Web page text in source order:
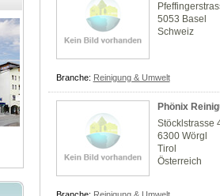
5053 Basel
Schweiz
Branche: Reinigung & Umwelt
Phönix
Stöcklstrasse
6300 Wörgl
Tirol
Österreich